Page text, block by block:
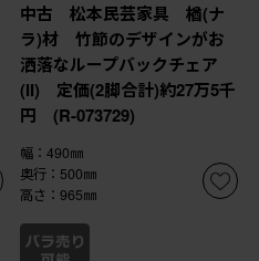
中古 松本民芸家具 楢(ナ
ラ)材 竹節のデザインがお
洒落なループバックチェア
(II) 定価(2脚合計)約27万5千
円 (R-073729)
幅：490㎜
奥行：500㎜
高さ：965㎜